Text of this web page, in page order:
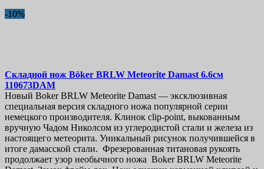
-10%
Складной нож Böker BRLW Meteorite Damast 6.6см
110673DAM
Новый Boker BRLW Meteorite Damast — эксклюзивная
специальная версия складного ножа популярной серии
немецкого производителя. Клинок clip-point, выкованным
вручную Чадом Николсом из углеродистой стали и железа из
настоящего метеорита. Уникальный рисунок получившейся в
итоге дамасской стали. Фрезерованная титановая рукоять
продолжает узор необычного ножа Boker BRLW Meteorite